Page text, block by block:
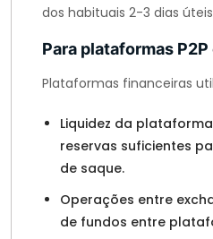
dos habituais 2-3 dias
Para plataformas
Plataformas financeiras
Liquidez da
reservas suficientes
de saque.
Operações entre
de fundos entre